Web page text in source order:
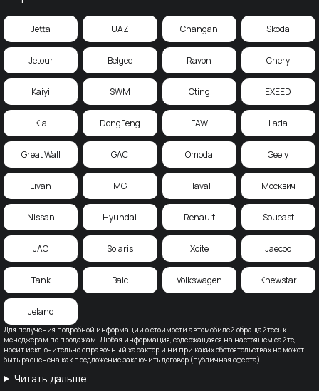
Для получения подробной информации о стоимости автомобилей обращайтесь к
менеджерам по продажам. Любая информация, содержащаяся на настоящем сайте,
носит исключительно справочный характер и ни при каких обстоятельствах не может
быть расценена как предложение заключить договор (публичная оферта).
Читать дальше
Jetta UAZ Changan Skoda
Jetour Belgee Ravon Chery
Kaiyi SWM Oting EXEED
Kia DongFeng FAW Lada
Great Wall GAC Omoda Geely
Livan MG Haval Москвич
Nissan Hyundai Renault Soueast
JAC Solaris Xcite Jaecoo
Tank Baic Volkswagen Knewstar
Jeland